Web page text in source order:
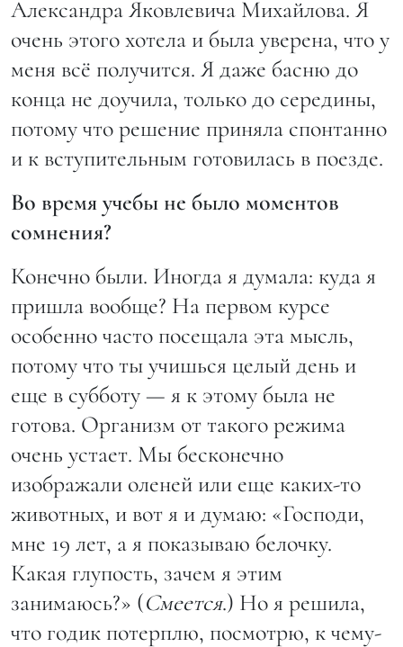
Александра Яковлевича Михайлова. Я
очень этого хотела и была уверена, что у
меня всё получится. Я даже басню до
конца не доучила, только до середины,
потому что решение приняла спонтанно
и к вступительным готовилась в поезде.
Во время учебы не было моментов
сомнения?
Конечно были. Иногда я думала: куда я
пришла вообще? На первом курсе
особенно часто посещала эта мысль,
потому что ты учишься целый день и
еще в субботу — я к этому была не
готова. Организм от такого режима
очень устает. Мы бесконечно
изображали оленей или еще каких-то
животных, и вот я и думаю: «Господи,
мне 19 лет, а я показываю белочку.
Какая глупость, зачем я этим
занимаюсь?» (Смеется.) Но я решила,
что годик потерплю, посмотрю, к чему-